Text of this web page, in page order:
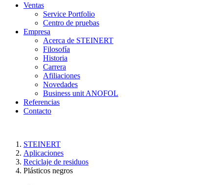
Ventas
Service Portfolio
Centro de pruebas
Empresa
Acerca de STEINERT
Filosofía
Historia
Carrera
Afiliaciones
Novedades
Business unit ANOFOL
Referencias
Contacto
STEINERT
Aplicaciones
Reciclaje de residuos
Plásticos negros